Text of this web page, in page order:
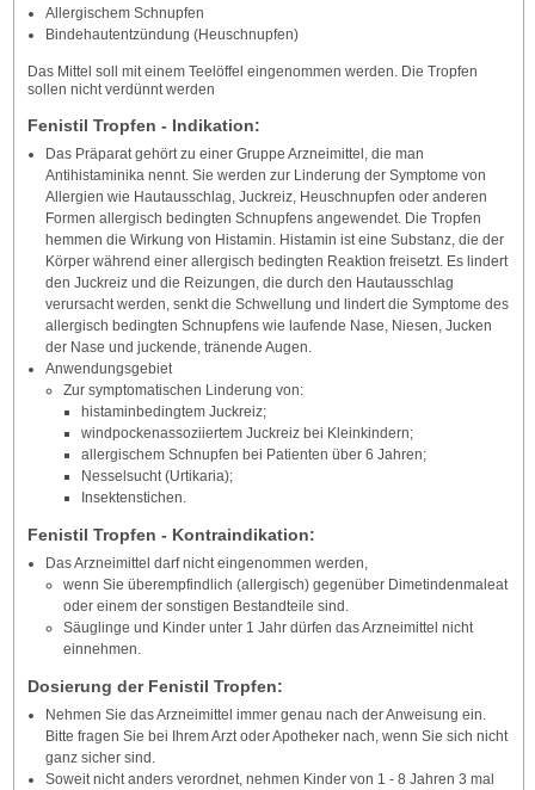
Allergischem Schnupfen
Bindehautentzündung (Heuschnupfen)
Das Mittel soll mit einem Teelöffel eingenommen werden. Die Tropfen
sollen nicht verdünnt werden
Fenistil Tropfen - Indikation:
Das Präparat gehört zu einer Gruppe Arzneimittel, die man
Antihistaminika nennt. Sie werden zur Linderung der Symptome von
Allergien wie Hautausschlag, Juckreiz, Heuschnupfen oder anderen
Formen allergisch bedingten Schnupfens angewendet. Die Tropfen
hemmen die Wirkung von Histamin. Histamin ist eine Substanz, die der
Körper während einer allergisch bedingten Reaktion freisetzt. Es lindert
den Juckreiz und die Reizungen, die durch den Hautausschlag
verursacht werden, senkt die Schwellung und lindert die Symptome des
allergisch bedingten Schnupfens wie laufende Nase, Niesen, Jucken
der Nase und juckende, tränende Augen.
Anwendungsgebiet
Zur symptomatischen Linderung von:
histaminbedingtem Juckreiz;
windpockenassoziiertem Juckreiz bei Kleinkindern;
allergischem Schnupfen bei Patienten über 6 Jahren;
Nesselsucht (Urtikaria);
Insektenstichen.
Fenistil Tropfen - Kontraindikation:
Das Arzneimittel darf nicht eingenommen werden,
wenn Sie überempfindlich (allergisch) gegenüber Dimetindenmaleat
oder einem der sonstigen Bestandteile sind.
Säuglinge und Kinder unter 1 Jahr dürfen das Arzneimittel nicht
einnehmen.
Dosierung der Fenistil Tropfen:
Nehmen Sie das Arzneimittel immer genau nach der Anweisung ein.
Bitte fragen Sie bei Ihrem Arzt oder Apotheker nach, wenn Sie sich nicht
ganz sicher sind.
Soweit nicht anders verordnet, nehmen Kinder von 1 - 8 Jahren 3 mal